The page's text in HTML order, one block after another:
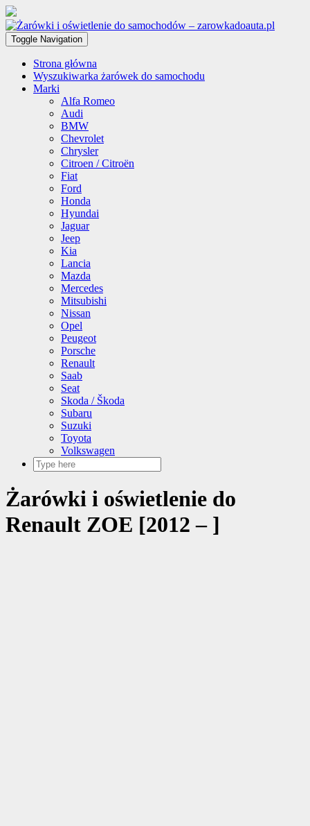
Toggle Navigation
Strona główna
Wyszukiwarka żarówek do samochodu
Marki
Alfa Romeo
Audi
BMW
Chevrolet
Chrysler
Citroen / Citroën
Fiat
Ford
Honda
Hyundai
Jaguar
Jeep
Kia
Lancia
Mazda
Mercedes
Mitsubishi
Nissan
Opel
Peugeot
Porsche
Renault
Saab
Seat
Skoda / Škoda
Subaru
Suzuki
Toyota
Volkswagen
Żarówki i oświetlenie do
Renault ZOE [2012 – ]